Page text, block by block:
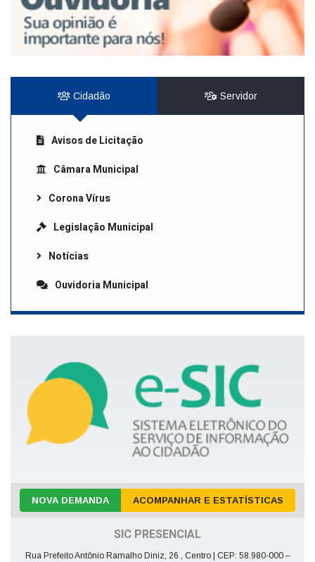
Cidadão Servidor
Avisos de Licitação
Câmara Municipal
Corona Vírus
Legislação Municipal
Notícias
Ouvidoria Municipal
NOVA DEMANDA ACOMPANHAR E ESTATÍSTICAS
SIC PRESENCIAL
Rua Prefeito Antônio Ramalho Diniz, 26 , Centro | CEP: 58.980-000 –